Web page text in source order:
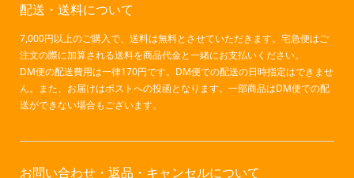
配送・送料について
7,000円以上のご購入で、送料は無料とさせていただきます。宅急便はご
注文の際に加算される送料を商品代金と一緒にお支払いください。
DM便の配送費用は一律170円です。DM便での配送の日時指定はできませ
ん。また、お届けはポストへの投函となります。一部商品はDM便での配
送ができない場合もございます。
お問い合わせ・返品・キャンセルについて